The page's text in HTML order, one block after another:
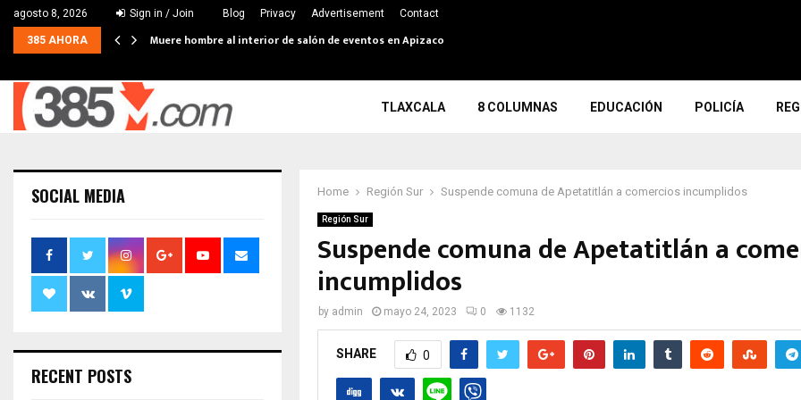
agosto 8, 2026 Sign in / Join Blog Privacy Advertisement Contact
385 AHORA Muere hombre al interior de salón de eventos en Apizaco
TLAXCALA 8 COLUMNAS EDUCACIÓN POLICÍA
Home Región Sur Suspende comuna de Apetatitlán a comercios incumplidos
Región Sur
Suspende comuna de Apetatitlán a
incumplidos
by admin mayo 24, 2023 0 1132
SHARE 0
SOCIAL MEDIA
RECENT POSTS